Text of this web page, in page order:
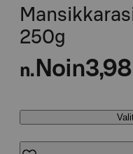
250g
n. Noin